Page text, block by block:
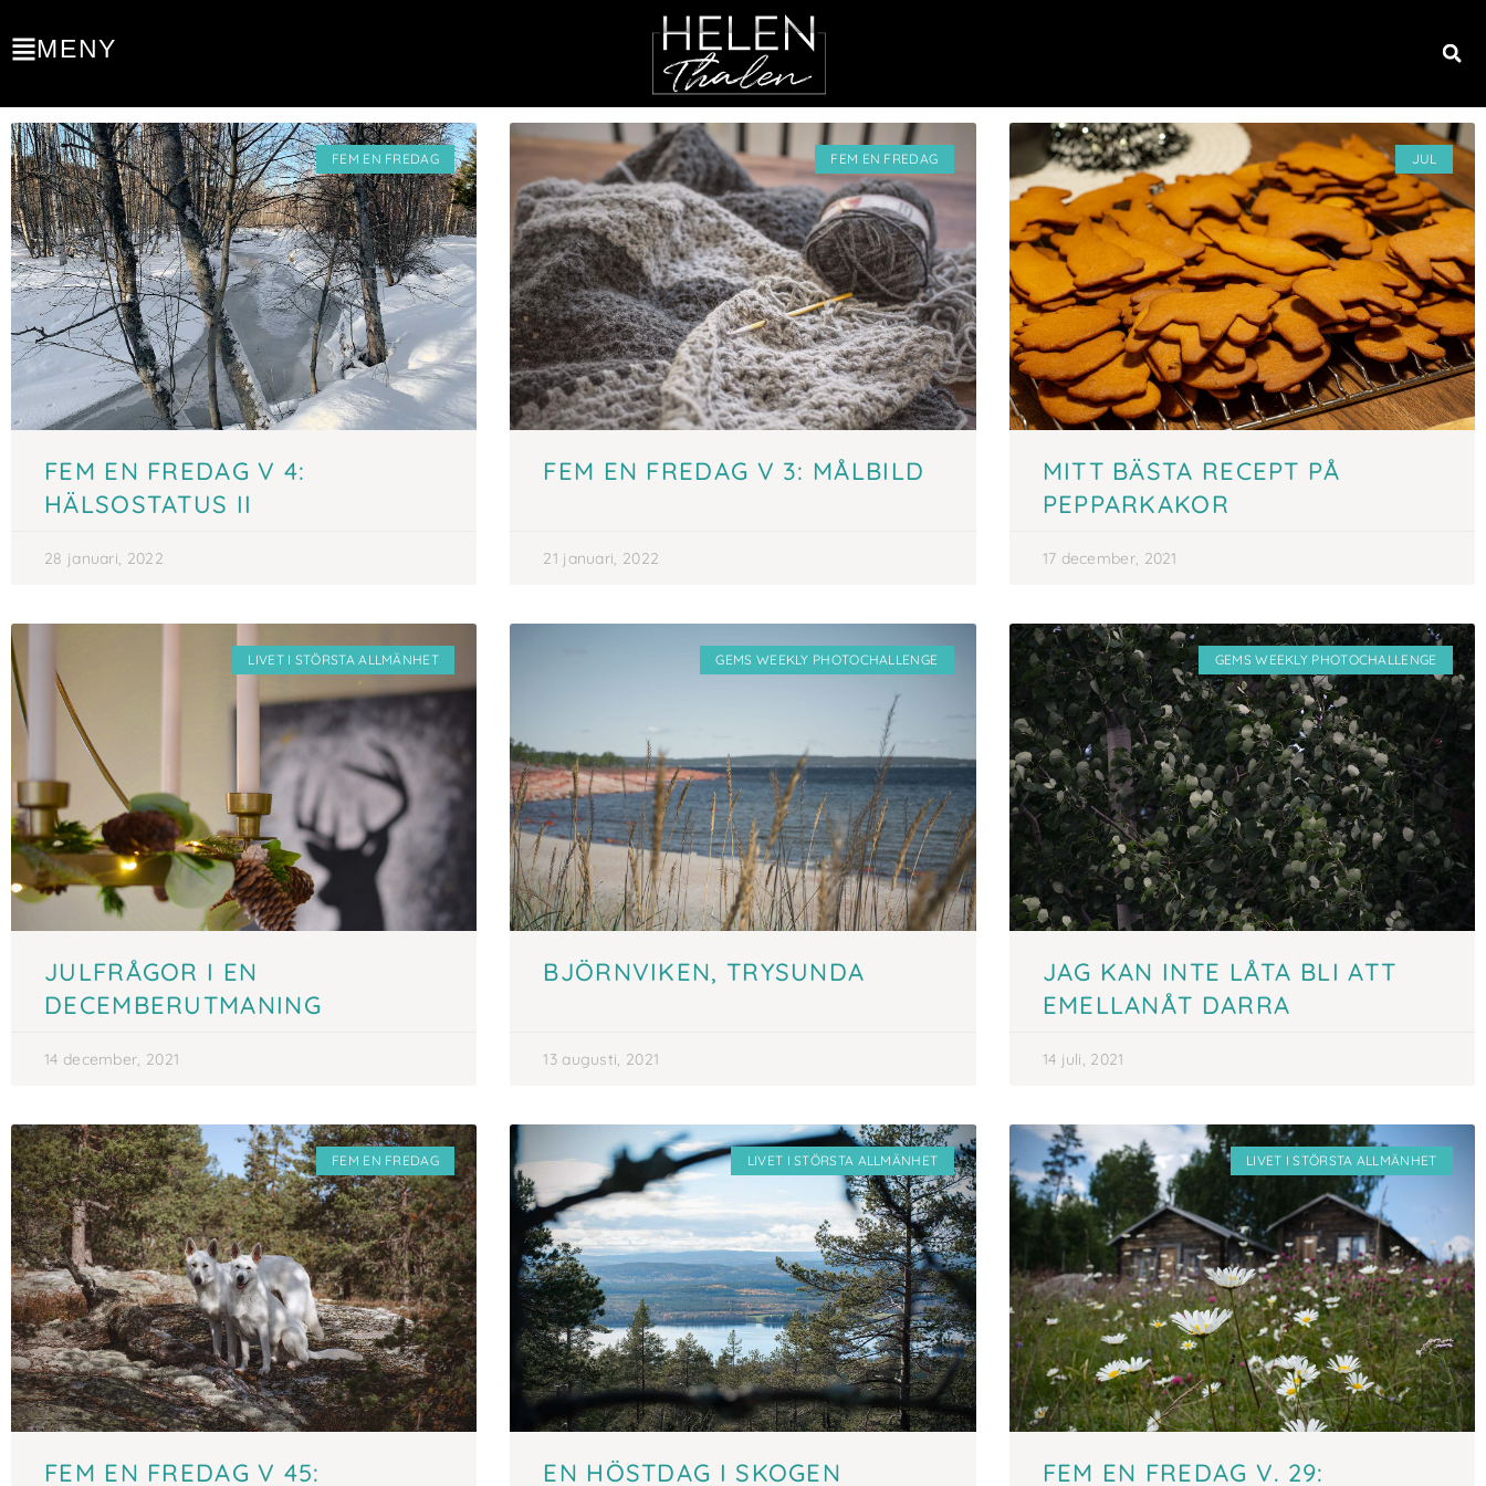
MENY
LIVET I STÖRSTA ALLMÄNHET
FEM EN FREDAG
FEM EN FREDAG V 4:
HÄLSOSTATUS II
28 januari, 2022
FEM EN FREDAG
FEM EN FREDAG V 3: MÅLBILD
21 januari, 2022
JUL
MITT BÄSTA RECEPT PÅ
PEPPARKAKOR
17 december, 2021
LIVET I STÖRSTA ALLMÄNHET
JULFRÅGOR I EN
DECEMBERUTMANING
14 december, 2021
GEMS WEEKLY PHOTOCHALLENGE
BJÖRNVIKEN, TRYSUNDA
13 augusti, 2021
GEMS WEEKLY PHOTOCHALLENGE
JAG KAN INTE LÅTA BLI ATT
EMELLANÅT DARRA
14 juli, 2021
FEM EN FREDAG
FEM EN FREDAG V 45:
LIVET I STÖRSTA ALLMÄNHET
EN HÖSTDAG I SKOGEN
LIVET I STÖRSTA ALLMÄNHET
FEM EN FREDAG V. 29: